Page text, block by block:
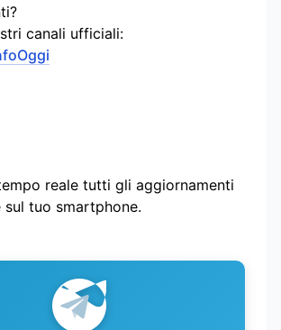
canali ufficiali:
reale tutti gli aggiornamenti
tuo smartphone.